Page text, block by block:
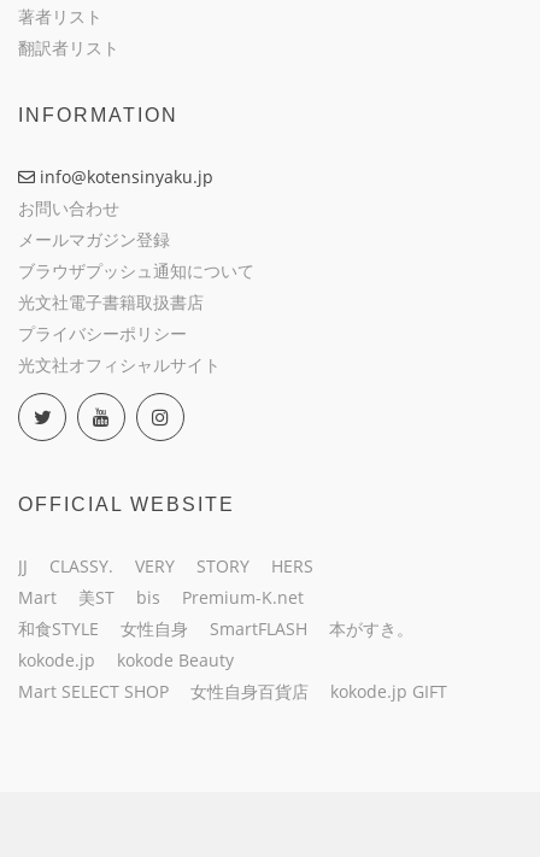
著者リスト
翻訳者リスト
INFORMATION
info@kotensinyaku.jp
お問い合わせ
メールマガジン登録
ブラウザプッシュ通知について
光文社電子書籍取扱書店
プライバシーポリシー
光文社オフィシャルサイト
OFFICIAL WEBSITE
JJ CLASSY. VERY STORY
HERS
Mart
美ST bis
Premium-K.net
和食STYLE
女性自身 SmartFLASH
本がすき。
kokode.jp
kokode Beauty
Mart SELECT SHOP
女性自身百貨店 kokode.jp GIFT